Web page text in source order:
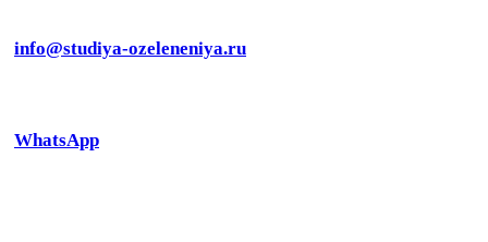
info@studiya-ozeleneniya.ru
WhatsApp